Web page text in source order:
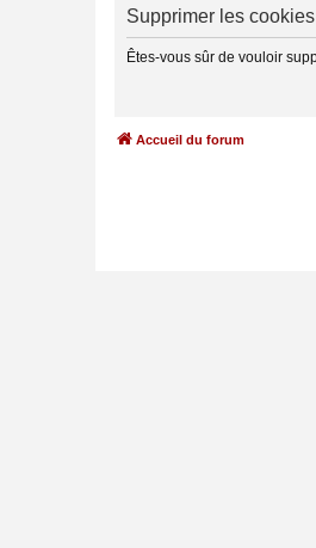
Supprimer les cookies
Êtes-vous sûr de vouloir
Accueil du forum